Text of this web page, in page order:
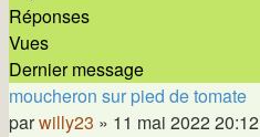
Réponses
Vues
Dernier message
moucheron sur pied de tomate
parwilly23 » 11 mai 2022 20:12